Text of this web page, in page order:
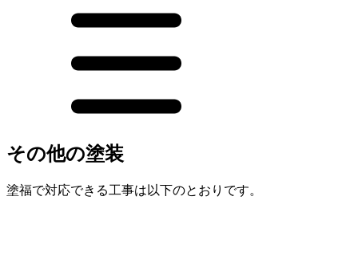
その他の塗装
塗福で対応できる工事は以下のとおりです。